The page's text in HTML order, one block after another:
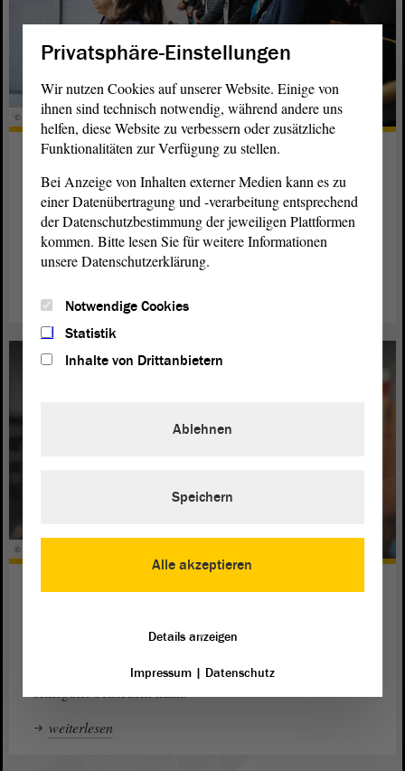
© René Wölfer
Besuchergruppen im Landtag zu
Gast
Mehrmals konnte derLandtagvon Sachsen-Anhalt in den
vergangenen Monaten Gäste aus der Ukraine begrüßen.
© SkyLine - stock.adobe.com
Unterstützung für Ukraine-
Aus dem Sozialministerium des Landes kommen
Informationen, wo und wie man konkret helfen oder
Hilfsgüter beisteuern kann.
weiterlesen
Privatsphäre-Einstellungen
Wir nutzen Cookies auf unserer Website. Einige von
ihnen sind technisch notwendig, während andere uns
helfen, diese Website zu verbessern oder zusätzliche
Funktionalitäten zur Verfügung zu stellen.
Bei Anzeige von Inhalten externer Medien kann es zu
einer Datenübertragung und -verarbeitung entsprechend
der Datenschutzbestimmung der jeweiligen Plattformen
kommen. Bitte lesen Sie für weitere Informationen
unsere Datenschutzerklärung.
Notwendige Cookies
Statistik
Inhalte von Drittanbietern
Alle akzeptieren
Ablehnen
Speichern
Details anzeigen
Impressum| Datenschutz